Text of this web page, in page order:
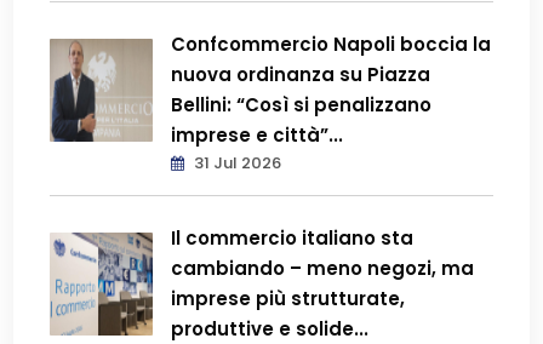
Confcommercio Napoli boccia la
nuova ordinanza su Piazza
Bellini: “Così si penalizzano
imprese e città”...
31 Jul 2026
Il commercio italiano sta
cambiando – meno negozi, ma
imprese più strutturate,
produttive e solide...